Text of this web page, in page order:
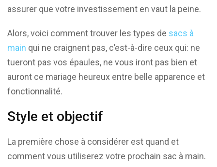
assurer que votre investissement en vaut la peine.
Alors, voici comment trouver les types de sacs à
main qui ne craignent pas, c’est-à-dire ceux qui: ne
tueront pas vos épaules, ne vous iront pas bien et
auront ce mariage heureux entre belle apparence et
fonctionnalité.
Style et objectif
La première chose à considérer est quand et
comment vous utiliserez votre prochain sac à main.